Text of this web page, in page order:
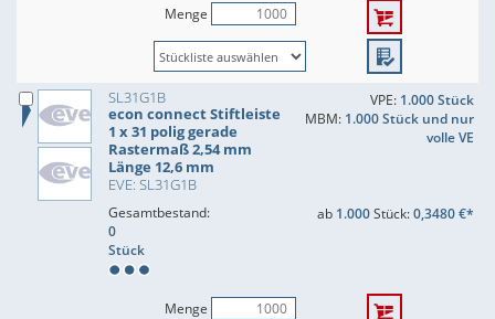
Menge
SL31G1B
econ connect Stiftleiste
1 x 31 polig gerade
Rastermaß 2,54 mm
Länge 12,6 mm
EVE: SL31G1B
VPE: 1.000 Stück
MBM: 1.000 Stück und nur
volle VE
Gesamtbestand:
0
Stück
ab 1.000Stück:0,3480 €*
Menge